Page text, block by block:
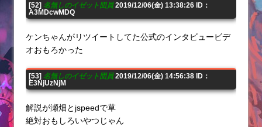
[52] 名無しのイゼット団員2019/12/06(金) 13:38:26 ID：
A3MDcwMDQ
ケンちゃんがリツイートしてた公式のインタビュービデ
オおもろかった
[53] 名無しのイゼット団員2019/12/06(金) 14:56:38 ID：
E3NjUzNjM
解説が瀬畑とjspeedで草
絶対おもしろいやつじゃん